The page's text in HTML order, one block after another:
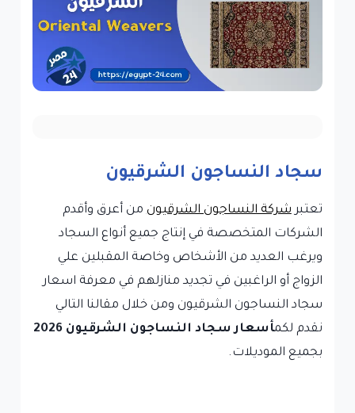
سجاد النساجون الشرقيون
تعتبرشركة النساجون الشرقيونمن أعرق وأقدم
الشركات المتخصصة في إنتاج جميع أنواع السجاد
ويرغب العديد من الأشخاص وخاصة المقبلين علي
الزواج أو الراغبين في تجديد منازلهم في معرفة اسعار
سجاد النساجون الشرقيون ومن خلال مقالنا التالي
نقدم لكمأسعار سجاد النساجون الشرقيون 2026
بجميع الموديلات.